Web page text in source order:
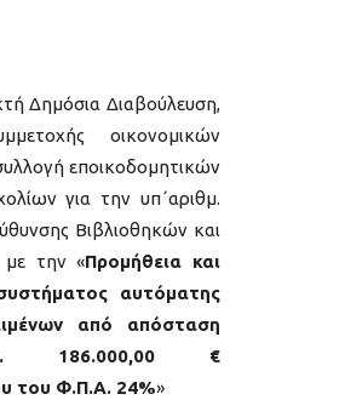
Δημόσια Διαβούλευση,
οικονομικών
εποικοδομητικών
για την υπ΄αριθμ.
Βιβλιοθηκών και
με την «Προμήθεια και
αυτόματης
από απόσταση
€
του Φ.Π.Α. 24%»